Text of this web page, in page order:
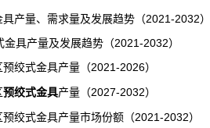
、需求量及发展趋势（2021-2032）
产量及发展趋势（2021-2032）
金具产量（2021-2026）
预绞式金具产量（2027-2032）
金具产量市场份额（2021-2032）